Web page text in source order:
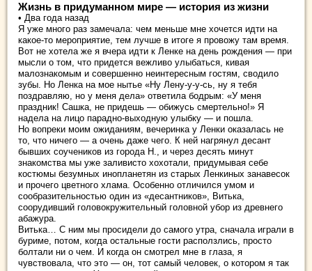
Жизнь в придуманном мире — история из жизни
• Два года назад
Я уже много раз замечала: чем меньше мне хочется идти на
какое-то мероприятие, тем лучше в итоге я провожу там время.
Вот не хотела же я вчера идти к Ленке на день рождения — при
мысли о том, что придется вежливо улыбаться, кивая
малознакомым и совершенно неинтересным гостям, сводило
зубы. Но Ленка на мое нытье «Ну Лену-у-у-сь, ну я тебя
поздравляю, но у меня дела» ответила бодрым: «У меня
праздник! Сашка, не придешь — обижусь смертельно!» Я
надела на лицо парадно-выходную улыбку — и пошла.
Но вопреки моим ожиданиям, вечеринка у Ленки оказалась не
то, что ничего — а очень даже чего. К ней нагрянул десант
бывших соучеников из города Н., и через десять минут
знакомства мы уже заливисто хохотали, придумывая себе
костюмы безумных инопланетян из старых Ленкиных занавесок
и прочего цветного хлама. Особенно отличился умом и
сообразительностью один из «десантников», Витька,
соорудивший головокружительный головной убор из древнего
абажура.
Витька… С ним мы просидели до самого утра, сначала играли в
буриме, потом, когда остальные гости расползлись, просто
болтали ни о чем. И когда он смотрел мне в глаза, я
чувствовала, что это — он, тот самый человек, о котором я так